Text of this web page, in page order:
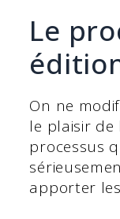
Le
On ne
le plaisir de
processus
apporter